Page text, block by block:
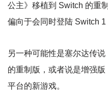
公主》移植到 Switch 的重
偏向于会同时登陆 Switch 1
另一种可能性是塞尔达传说
的重制版，或者说是增强
平台的新游戏。